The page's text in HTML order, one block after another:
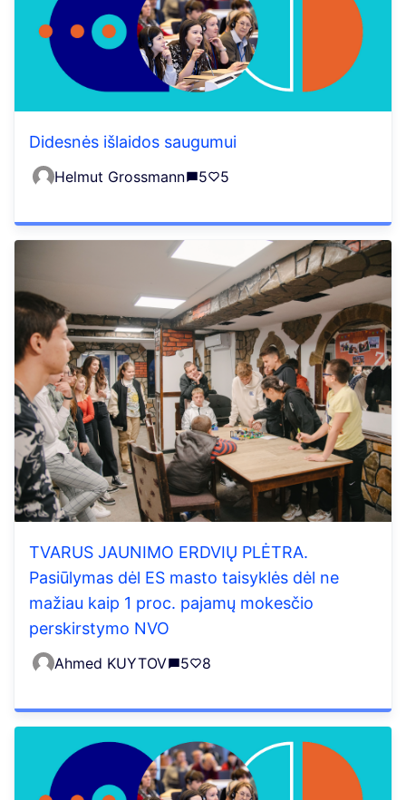
Didesnės išlaidos saugumui
Helmut Grossmann 5 5
TVARUS JAUNIMO ERDVIŲ PLĖTRA.
Pasiūlymas dėl ES masto taisyklės dėl ne
mažiau kaip 1 proc. pajamų mokesčio
perskirstymo NVO
Ahmed KUYTOV 5 8